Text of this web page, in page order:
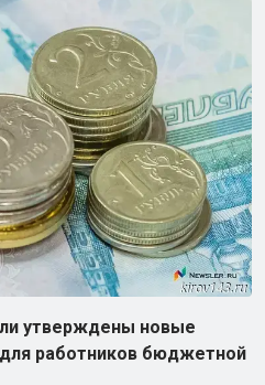
утверждены новые
работников бюджетной